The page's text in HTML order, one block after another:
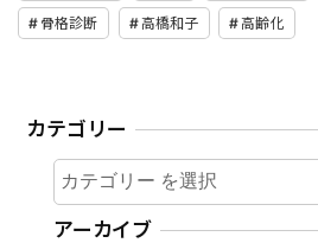
骨格診断 高橋和子 高齢化
カテゴリー
カテゴリー
アーカイブ